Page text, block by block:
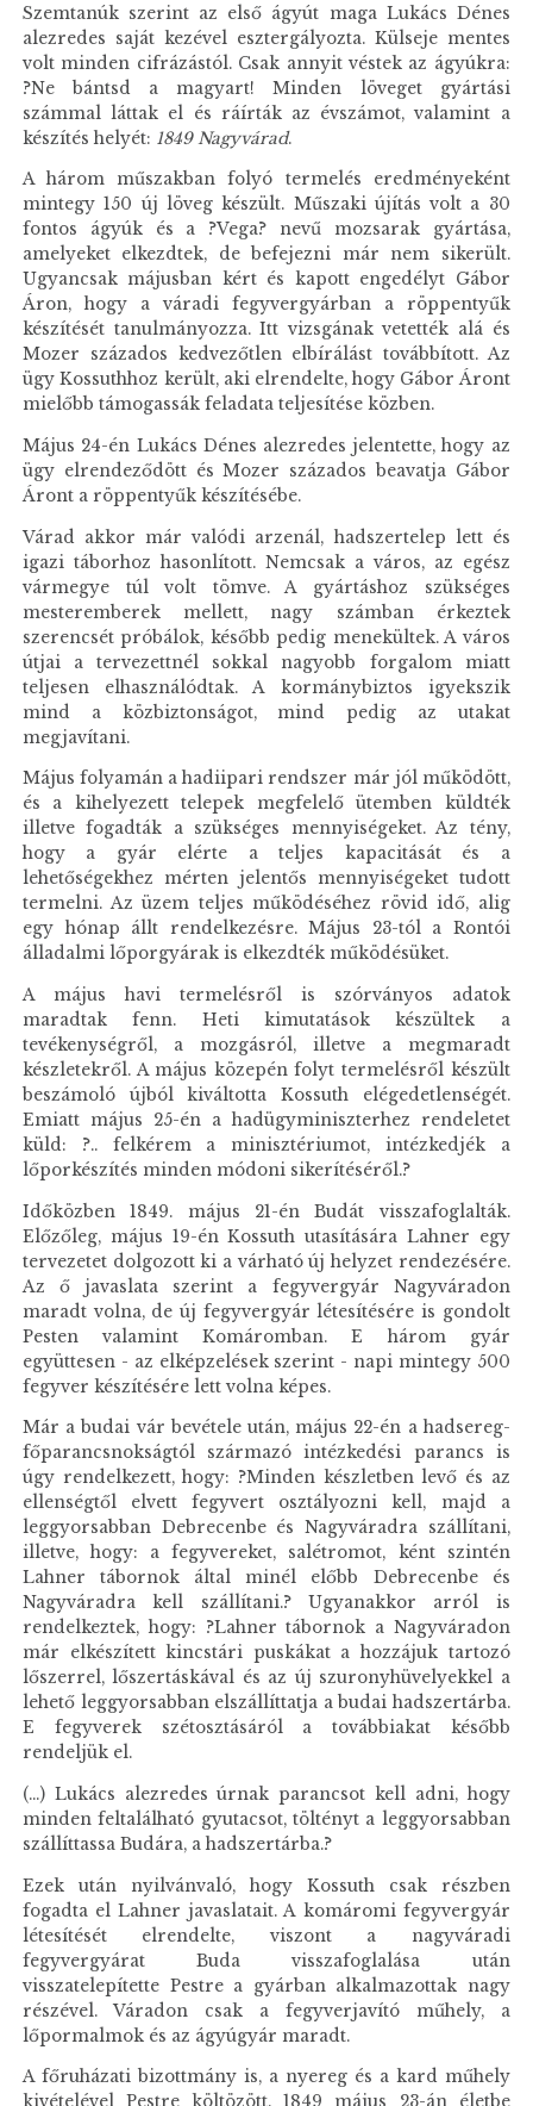
Szemtanúk szerint az első ágyút maga Lukács Dénes
alezredes saját kezével esztergályozta. Külseje mentes
volt minden cifrázástól. Csak annyit véstek az ágyúkra:
?Ne bántsd a magyart! Minden löveget gyártási
számmal láttak el és ráírták az évszámot, valamint a
készítés helyét: 1849 Nagyvárad.
A három műszakban folyó termelés eredményeként
mintegy 150 új löveg készült. Műszaki újítás volt a 30
fontos ágyúk és a ?Vega? nevű mozsarak gyártása,
amelyeket elkezdtek, de befejezni már nem sikerült.
Ugyancsak májusban kért és kapott engedélyt Gábor
Áron, hogy a váradi fegyvergyárban a röppentyűk
készítését tanulmányozza. Itt vizsgának vetették alá és
Mozer százados kedvezőtlen elbírálást továbbított. Az
ügy Kossuthhoz került, aki elrendelte, hogy Gábor Áront
mielőbb támogassák feladata teljesítése közben.
Május 24-én Lukács Dénes alezredes jelentette, hogy az
ügy elrendeződött és Mozer százados beavatja Gábor
Áront a röppentyűk készítésébe.
Várad akkor már valódi arzenál, hadszertelep lett és
igazi táborhoz hasonlított. Nemcsak a város, az egész
vármegye túl volt tömve. A gyártáshoz szükséges
mesteremberek mellett, nagy számban érkeztek
szerencsét próbálok, később pedig menekültek. A város
útjai a tervezettnél sokkal nagyobb forgalom miatt
teljesen elhasználódtak. A kormánybiztos igyekszik
mind a közbiztonságot, mind pedig az utakat
megjavítani.
Május folyamán a hadiipari rendszer már jól működött,
és a kihelyezett telepek megfelelő ütemben küldték
illetve fogadták a szükséges mennyiségeket. Az tény,
hogy a gyár elérte a teljes kapacitását és a
lehetőségekhez mérten jelentős mennyiségeket tudott
termelni. Az üzem teljes működéséhez rövid idő, alig
egy hónap állt rendelkezésre. Május 23-tól a Rontói
álladalmi lőporgyárak is elkezdték működésüket.
A május havi termelésről is szórványos adatok
maradtak fenn. Heti kimutatások készültek a
tevékenységről, a mozgásról, illetve a megmaradt
készletekről. A május közepén folyt termelésről készült
beszámoló újból kiváltotta Kossuth elégedetlenségét.
Emiatt május 25-én a hadügyminiszterhez rendeletet
küld: ?.. felkérem a minisztériumot, intézkedjék a
lőporkészítés minden módoni sikerítéséről.?
Időközben 1849. május 21-én Budát visszafoglalták.
Előzőleg, május 19-én Kossuth utasítására Lahner egy
tervezetet dolgozott ki a várható új helyzet rendezésére.
Az ő javaslata szerint a fegyvergyár Nagyváradon
maradt volna, de új fegyvergyár létesítésére is gondolt
Pesten valamint Komáromban. E három gyár
együttesen - az elképzelések szerint - napi mintegy 500
fegyver készítésére lett volna képes.
Már a budai vár bevétele után, május 22-én a hadsereg-
főparancsnokságtól származó intézkedési parancs is
úgy rendelkezett, hogy: ?Minden készletben levő és az
ellenségtől elvett fegyvert osztályozni kell, majd a
leggyorsabban Debrecenbe és Nagyváradra szállítani,
illetve, hogy: a fegyvereket, salétromot, ként szintén
Lahner tábornok által minél előbb Debrecenbe és
Nagyváradra kell szállítani.? Ugyanakkor arról is
rendelkeztek, hogy: ?Lahner tábornok a Nagyváradon
már elkészített kincstári puskákat a hozzájuk tartozó
lőszerrel, lőszertáskával és az új szuronyhüvelyekkel a
lehető leggyorsabban elszállíttatja a budai hadszertárba.
E fegyverek szétosztásáról a továbbiakat később
rendeljük el.
(...) Lukács alezredes úrnak parancsot kell adni, hogy
minden feltalálható gyutacsot, töltényt a leggyorsabban
szállíttassa Budára, a hadszertárba.?
Ezek után nyilvánvaló, hogy Kossuth csak részben
fogadta el Lahner javaslatait. A komáromi fegyvergyár
létesítését elrendelte, viszont a nagyváradi
fegyvergyárat Buda visszafoglalása után
visszatelepítette Pestre a gyárban alkalmazottak nagy
részével. Váradon csak a fegyverjavító műhely, a
lőpormalmok és az ágyúgyár maradt.
A főruházati bizottmány is, a nyereg és a kard műhely